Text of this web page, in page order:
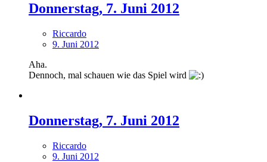
Donnerstag, 7. Juni 2012
Riccardo
9. Juni 2012
Aha.
Dennoch, mal schauen wie das Spiel wird
Donnerstag, 7. Juni 2012
Riccardo
9. Juni 2012